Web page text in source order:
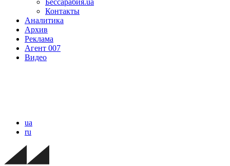
Бессарабия.ua
Контакты
Аналитика
Архив
Реклама
Агент 007
Видео
ua
ru